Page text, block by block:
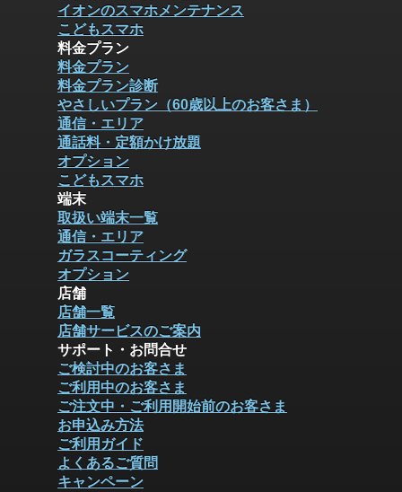
イオンのスマホメンテナンス
こどもスマホ
料金プラン
料金プラン
料金プラン診断
やさしいプラン（60歳以上のお客さま）
通信・エリア
通話料・定額かけ放題
オプション
こどもスマホ
端末
取扱い端末一覧
通信・エリア
ガラスコーティング
オプション
店舗
店舗一覧
店舗サービスのご案内
サポート・お問合せ
ご検討中のお客さま
ご利用中のお客さま
ご注文中・ご利用開始前のお客さま
お申込み方法
ご利用ガイド
よくあるご質問
キャンペーン